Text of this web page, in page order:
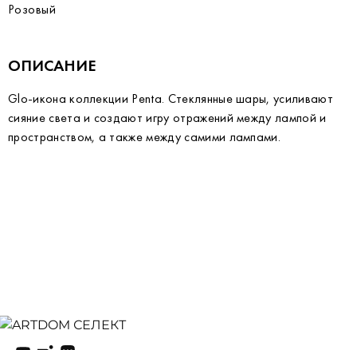
Розовый
ОПИСАНИЕ
Glo-икона коллекции Penta. Стеклянные шары, усиливают
сияние света и создают игру отражений между лампой и
пространством, а также между самими лампами.